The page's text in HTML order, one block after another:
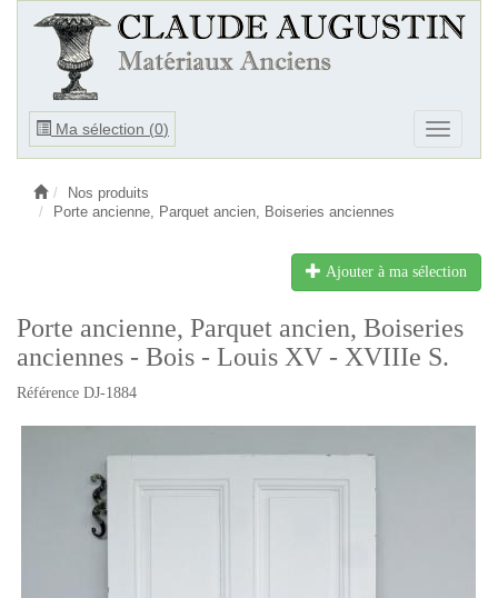
Ma sélection (0)
Ouvrir
Ouvrir
le
Nos produits
Porte ancienne, Parquet ancien, Boiseries anciennes
Ajouter à ma sélection
Porte ancienne, Parquet ancien, Boiseries
anciennes - Bois - Louis XV - XVIIIe S.
Référence DJ-1884